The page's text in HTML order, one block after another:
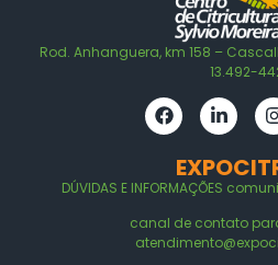
Rod. Anhanguera, km 158 –
13.492-
DÚVIDAS E INFORMAÇÕES
canal de contato